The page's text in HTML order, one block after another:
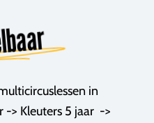
in
-> Kleuters 5 jaar ->